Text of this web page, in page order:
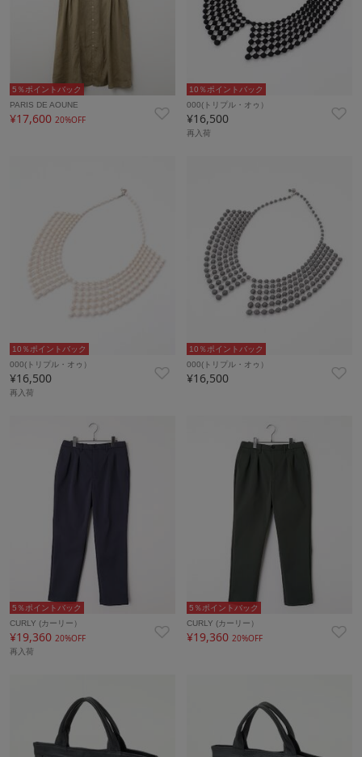
5％ポイントバック
PARIS DE AOUNE
¥17,600 20%OFF
10％ポイントバック
000(トリプル・オゥ）
¥16,500
再入荷
10％ポイントバック
000(トリプル・オゥ）
¥16,500
再入荷
10％ポイントバック
000(トリプル・オゥ）
¥16,500
5％ポイントバック
CURLY (カーリー）
¥19,360 20%OFF
再入荷
5％ポイントバック
CURLY (カーリー）
¥19,36020%OFF